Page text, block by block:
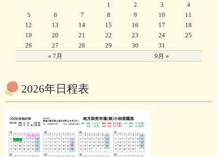
« 7月 9月 »
1 2 3
4
5
6 7 8 9 10
11
12
13 14 15 16 17
18
19
20 21 22 23 24
25
26
27 28 29 30 31
2026年日程表